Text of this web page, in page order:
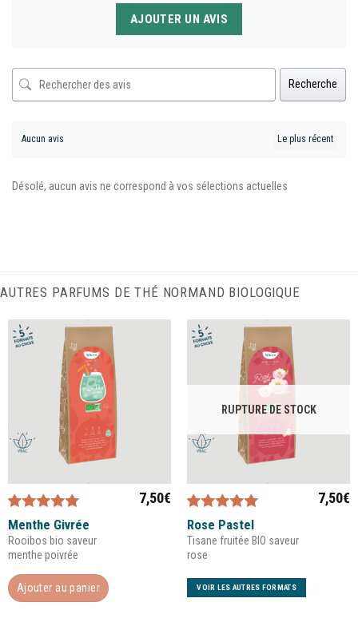
AJOUTER UN AVIS
Recherche
Aucun avis
Désolé, aucun avis ne correspond à vos sélections actuelles
AUTRES PARFUMS DE THÉ NORMAND BIOLOGIQUE
Note5.00sur
5
Menthe Givrée
Rooibos bio saveur
menthe poivrée
7,50€
Ajouter au panier
RUPTURE DE STOCK
Note5.00sur
Rose Pastel
Tisane fruitée BIO saveur
rose
7,50€
VOIR LES AUTRES FORMATS